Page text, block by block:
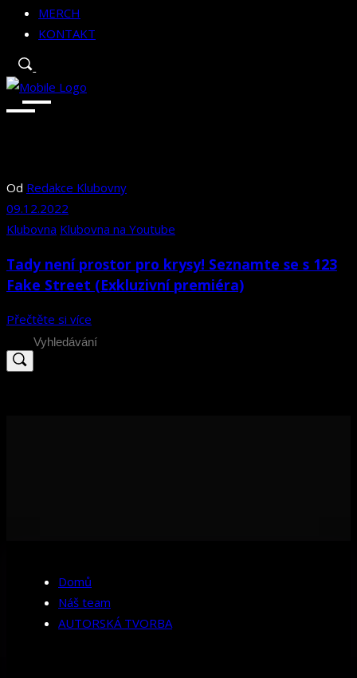
MERCH
KONTAKT
Od Redakce Klubovny
09.12.2022
Klubovna Klubovna na Youtube
Tady není prostor pro krysy! Seznamte se s 123
Fake Street (Exkluzivní premiéra)
Přečtěte si více
Search
for:
Domů
Náš team
AUTORSKÁ TVORBA